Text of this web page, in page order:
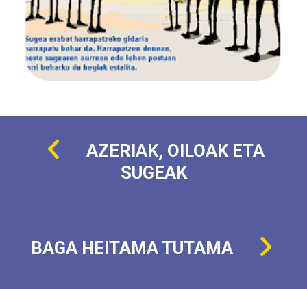
AZERIAK, OILOAK ETA
SUGEAK
BAGA HEITAMA TUTAMA